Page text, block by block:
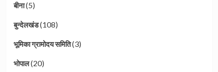
बीना(5)
बुन्देलखंड(108)
भूमिका ग्रामोदय समिति(3)
भोपाल(20)